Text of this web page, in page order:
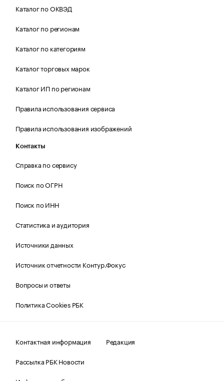
Каталог по ОКВЭД
Каталог по регионам
Каталог по категориям
Каталог торговых марок
Каталог ИП по регионам
Правила использования сервиса
Правила использования изображений
Контакты
Справка по сервису
Поиск по ОГРН
Поиск по ИНН
Статистика и аудитория
Источники данных
Источник отчетности Контур.Фокус
Вопросы и ответы
Политика Cookies РБК
Контактная информация
Редакция
Рассылка РБК Новости